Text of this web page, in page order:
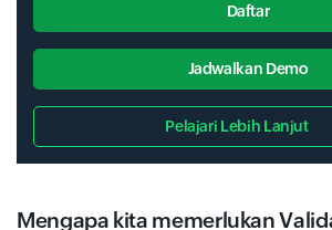
Daftar
Jadwalkan Demo
Pelajari Lebih Lanjut
Mengapa kita memerlukan